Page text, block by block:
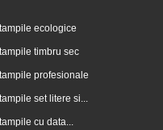
ecologice
timbru sec
profesionale
set litere si...
cu data...